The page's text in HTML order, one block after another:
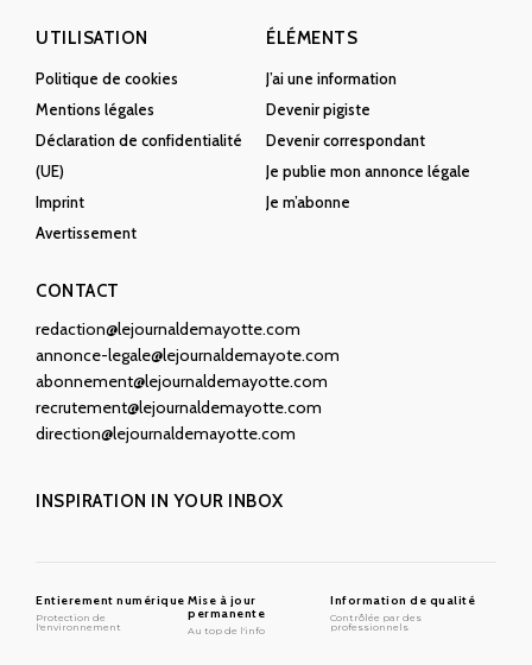
UTILISATION
Politique de cookies
Mentions légales
Déclaration de confidentialité
(UE)
Imprint
Avertissement
ÉLÉMENTS
J’ai une information
Devenir pigiste
Devenir correspondant
Je publie mon annonce légale
Je m’abonne
CONTACT
redaction@lejournaldemayotte.com
annonce-legale@lejournaldemayote.com
abonnement@lejournaldemayotte.com
recrutement@lejournaldemayotte.com
direction@lejournaldemayotte.com
INSPIRATION IN YOUR INBOX
Entierement numérique
Protection de
l'environnement
Mise à jour
permanente
Au top de l'info
Information de qualité
Contrôlée par des
professionnels